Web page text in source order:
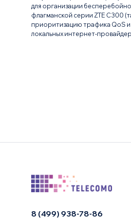
для организации
флагманской серии ZTE C300
приоритизацию трафика QoS
локальных интернет-
8 (499) 938-78-86